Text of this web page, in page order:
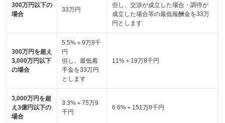
300万円以下の
場合
33万円
但し、交渉が成立した場合・調停が
成立した場合等の最低報酬金を33万
円とします
300万円を超え
3,000万円以下
の場合
5.5%＋9万9千
円
但し、最低着
手金を33万円
とします
11%＋19万8千円
3,000万円を超
え3億円以下の
場合
3.3%＋75万9
千円
6.6%＋151万8千円